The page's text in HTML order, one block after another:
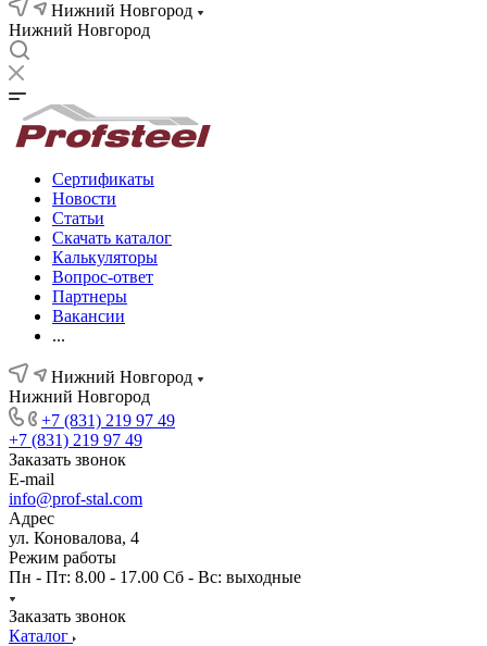
Нижний Новгород
Нижний Новгород
Сертификаты
Новости
Статьи
Скачать каталог
Калькуляторы
Вопрос-ответ
Партнеры
Вакансии
...
Нижний Новгород
Нижний Новгород
+7 (831) 219 97 49
+7 (831) 219 97 49
Заказать звонок
E-mail
info@prof-stal.com
Адрес
ул. Коновалова, 4
Режим работы
Пн - Пт: 8.00 - 17.00 Сб - Вс: выходные
Заказать звонок
Каталог